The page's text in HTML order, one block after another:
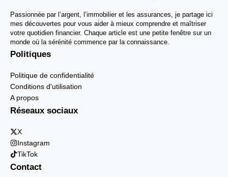
Passionnée par l’argent, l’immobilier et les assurances, je partage ici
mes découvertes pour vous aider à mieux comprendre et maîtriser
votre quotidien financier. Chaque article est une petite fenêtre sur un
monde où la sérénité commence par la connaissance.
Politiques
Politique de confidentialité
Conditions d'utilisation
A propos
Réseaux sociaux
X
Instagram
TikTok
Contact